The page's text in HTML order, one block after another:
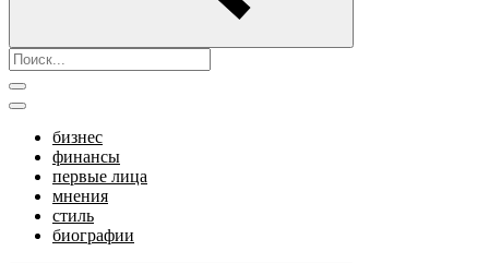
бизнес
финансы
первые лица
мнения
стиль
биографии